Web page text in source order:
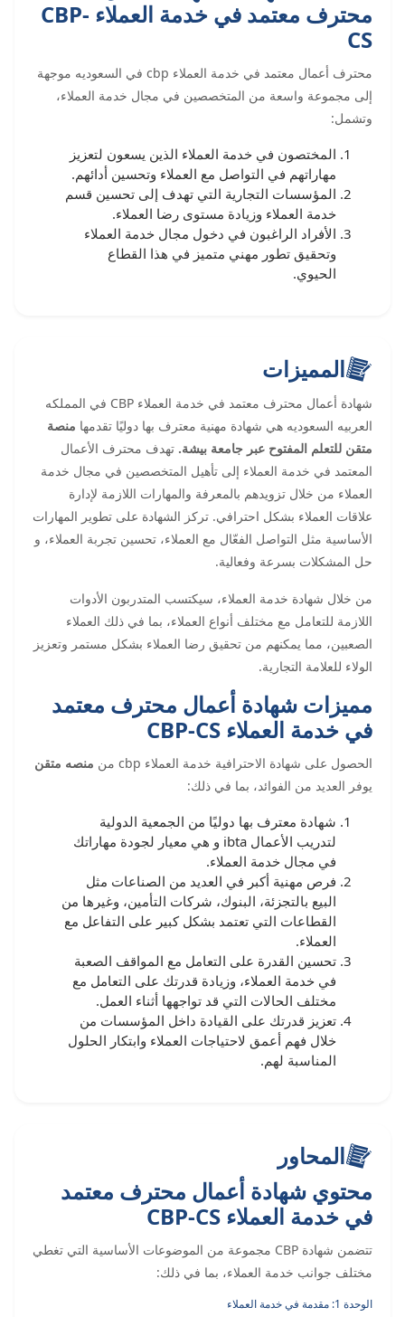
محترف معتمد في خدمة العملاء CBP-
CS
محترف أعمال معتمد في خدمة العملاء cbp في السعوديه موجهة
إلى مجموعة واسعة من المتخصصين في مجال خدمة العملاء،
وتشمل:
المختصون في خدمة العملاء الذين يسعون لتعزيز
مهاراتهم في التواصل مع العملاء وتحسين أدائهم.
المؤسسات التجارية التي تهدف إلى تحسين قسم
خدمة العملاء وزيادة مستوى رضا العملاء.
الأفراد الراغبون في دخول مجال خدمة العملاء
وتحقيق تطور مهني متميز في هذا القطاع
الحيوي.
المميزات
شهادة أعمال محترف معتمد في خدمة العملاء CBP في المملكه
العربيه السعوديه هي شهادة مهنية معترف بها دوليًا تقدمها منصة
متقن للتعلم المفتوح عبر جامعة بيشة. تهدف محترف الأعمال
المعتمد في خدمة العملاء إلى تأهيل المتخصصين في مجال خدمة
العملاء من خلال تزويدهم بالمعرفة والمهارات اللازمة لإدارة
علاقات العملاء بشكل احترافي. تركز الشهادة على تطوير المهارات
الأساسية مثل التواصل الفعّال مع العملاء، تحسين تجربة العملاء، و
حل المشكلات بسرعة وفعالية.
من خلال شهادة خدمة العملاء، سيكتسب المتدربون الأدوات
اللازمة للتعامل مع مختلف أنواع العملاء، بما في ذلك العملاء
الصعبين، مما يمكنهم من تحقيق رضا العملاء بشكل مستمر وتعزيز
الولاء للعلامة التجارية.
مميزات شهادة أعمال محترف معتمد
في خدمة العملاء CBP-CS
الحصول على شهادة الاحترافية خدمة العملاء cbp من
منصه متقن
يوفر العديد من الفوائد، بما في ذلك:
شهادة معترف بها دوليًا من الجمعية الدولية
لتدريب الأعمال ibta و هي معيار لجودة مهاراتك
في مجال خدمة العملاء.
فرص مهنية أكبر في العديد من الصناعات مثل
البيع بالتجزئة، البنوك، شركات التأمين، وغيرها من
القطاعات التي تعتمد بشكل كبير على التفاعل مع
العملاء.
تحسين القدرة على التعامل مع المواقف الصعبة
في خدمة العملاء، وزيادة قدرتك على التعامل مع
مختلف الحالات التي قد تواجهها أثناء العمل.
تعزيز قدرتك على القيادة داخل المؤسسات من
خلال فهم أعمق لاحتياجات العملاء وابتكار الحلول
المناسبة لهم.
المحاور
محتوي شهادة أعمال محترف معتمد
في خدمة العملاء CBP-CS
تتضمن شهادة CBP مجموعة من الموضوعات الأساسية التي تغطي
مختلف جوانب خدمة العملاء، بما في ذلك:
الوحدة 1: مقدمة في خدمة العملاء